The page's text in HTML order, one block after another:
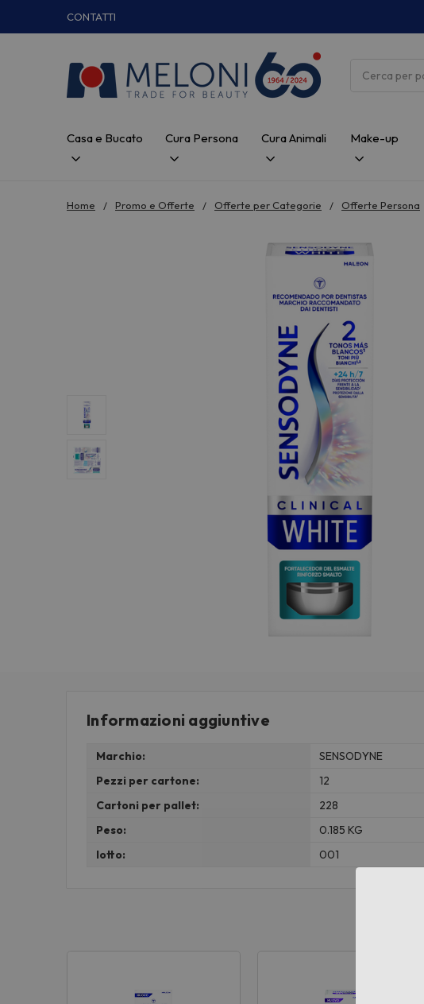
CONTATTI
Casa e Bucato Cura Persona Cura Animali Make-up
Home Promo e Offerte Offerte per Categorie Offerte Persona
Informazioni aggiuntive
Marchio:
SENSODYNE
Pezzi per cartone:
12
Cartoni per pallet:
228
Peso:
0.185 KG
lotto:
001